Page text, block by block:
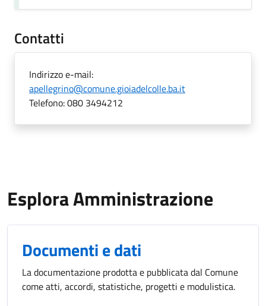
Contatti
Indirizzo e-mail:
apellegrino@comune.gioiadelcolle.ba.it
Telefono:080 3494212
Esplora Amministrazione
Documenti e dati
La documentazione prodotta e pubblicata dal Comune
come atti, accordi, statistiche, progetti e modulistica.